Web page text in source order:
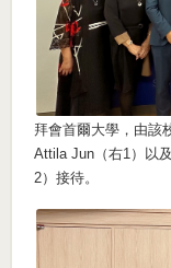
拜會首爾大學，由該
Attila Jun（右1）以
2）接待。